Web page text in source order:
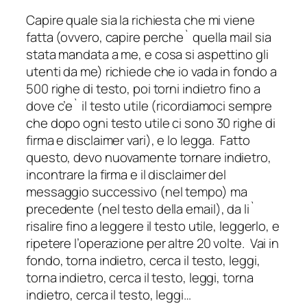
Capire quale sia la richiesta che mi viene
fatta (ovvero, capire perche` quella mail sia
stata mandata a me, e cosa si aspettino gli
utenti da me) richiede che io vada in fondo a
500 righe di testo, poi torni indietro fino a
dove c’e` il testo utile (ricordiamoci sempre
che dopo ogni testo utile ci sono 30 righe di
firma e disclaimer vari), e lo legga. Fatto
questo, devo nuovamente tornare indietro,
incontrare la firma e il disclaimer del
messaggio successivo (nel tempo) ma
precedente (nel testo della email), da li`
risalire fino a leggere il testo utile, leggerlo, e
ripetere l’operazione per altre 20 volte. Vai in
fondo, torna indietro, cerca il testo, leggi,
torna indietro, cerca il testo, leggi, torna
indietro, cerca il testo, leggi…